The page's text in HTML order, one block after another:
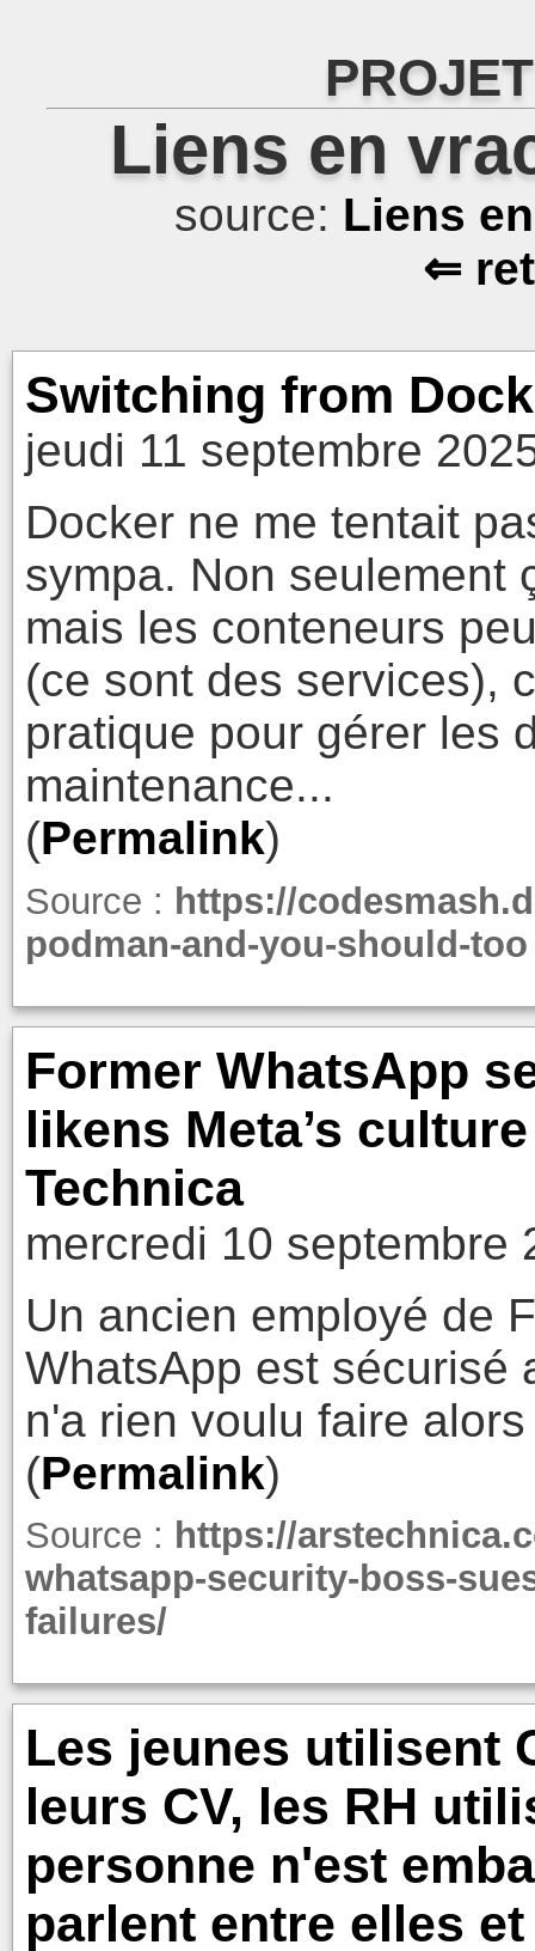
Liens en
source: Liens
⇐
Switching from
jeudi 11 septembre
Docker ne me tentait
sympa. Non seulement
mais les conteneurs
(ce sont des services),
pratique pour gérer les
maintenance...
(Permalink)
Source : https://
podman-and-you-should-too
Former WhatsApp
likens Meta’s
Technica
mercredi 10 septembre
Un ancien employé de
WhatsApp est sécurisé
n'a rien voulu faire
(Permalink)
Source : https://
whatsapp-security-boss-
failures/
Les jeunes utilisent
leurs CV, les RH
personne n'est
parlent entre elles